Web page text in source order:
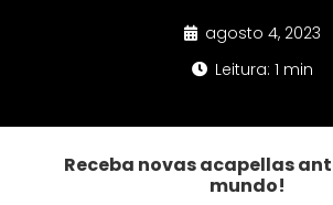
agosto 4, 2023
Leitura: 1 min
Receba novas acapellas
mundo!